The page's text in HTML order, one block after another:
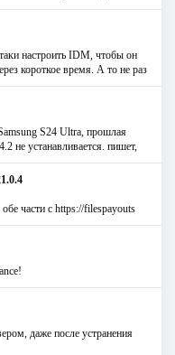
настроить IDM, чтобы он
короткое время. А то не раз
S24 Ultra, прошлая
не устанавливается. пишет,
части с https://filespayouts
даже после устранения